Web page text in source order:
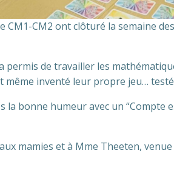
CM1-CM2 ont clôturé la semaine
permis de travailler les
même inventé leur propre jeu…
la bonne humeur avec un “Compte
mamies et à Mme Theeten,